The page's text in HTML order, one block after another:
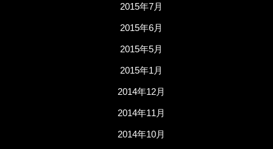
2015年7月
2015年6月
2015年5月
2015年1月
2014年12月
2014年11月
2014年10月